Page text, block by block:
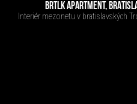
BRTLK APARTMENT,
Interiér mezonetu v bratislavských